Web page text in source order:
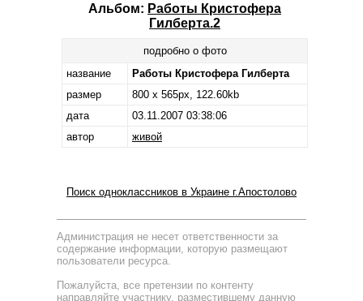
Альбом: Работы Кристофера
Гилберта.2
подробно о фото
название
Работы Кристофера Гилберта
размер
800 x 565px, 122.60kb
дата
03.11.2007 03:38:06
автор
живой
Поиск одноклассников в Украине г.Апостолово
Администрация не несет ответственности за
содержание информации, которую размещают
пользователи ресурса.
Пожалуйста, все претензии по контенту
направляйте участнику, разместившему данную